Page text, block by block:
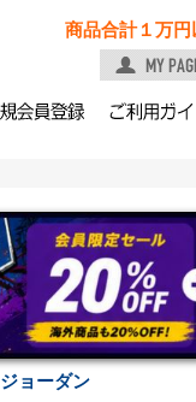
商品合計１万円
ジョーダン